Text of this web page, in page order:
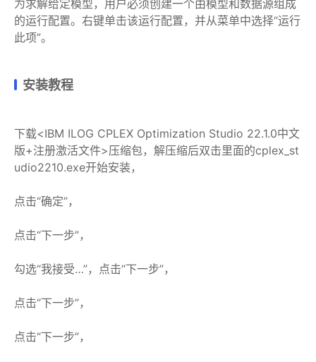
为求解给定模型，用户必须创建一个由模型和数据源组成
的运行配置。右键单击该运行配置，并从菜单中选择“运行
此项”。
安装教程
下载<IBM ILOG CPLEX Optimization Studio 22.1.0中文
版+注册激活文件>压缩包，解压缩后双击里面的cplex_st
udio2210.exe开始安装，
点击“确定”，
点击“下一步”，
勾选“我接受…”，点击“下一步”，
点击“下一步”，
点击“下一步”，